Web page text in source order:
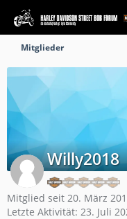
Mitglieder
Willy2018
Mitglied seit 20. März
Letzte Aktivität: 23. Juli